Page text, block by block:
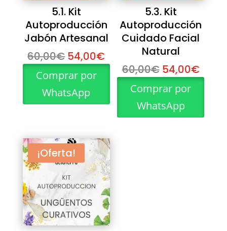
5.1. Kit
Autoproducción
Jabón Artesanal
60,00€ El
precio
original
era:
60,00€.
54,00€El
precio
actual
54,00€.
Comprar por
WhatsApp
5.3. Kit
Autoproducción
Cuidado Facial
Natural
60,00€ El
precio
original
era:
60,00€.
54,00€El
Comprar por
WhatsApp
¡Oferta!